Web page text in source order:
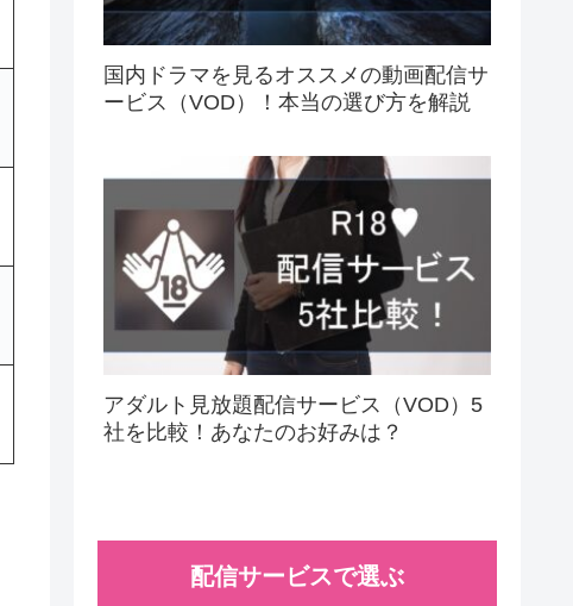
国内ドラマを見るオススメの動画配信サ
ービス（VOD）！本当の選び方を解説
アダルト見放題配信サービス（VOD）5
社を比較！あなたのお好みは？
配信サービスで選ぶ